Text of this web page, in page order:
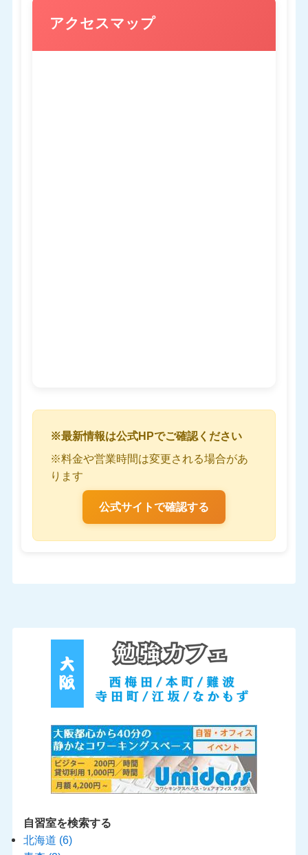
アクセスマップ
※最新情報は公式HPでご確認ください
※料金や営業時間は変更される場合があ
ります
公式サイトで確認する
自習室を検索する
北海道 (6)